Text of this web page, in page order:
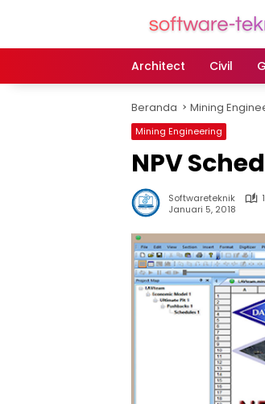
Architect
Civil
Beranda Mining
Mining Engineering
NPV
Softwareteknik
Januari 5, 2018